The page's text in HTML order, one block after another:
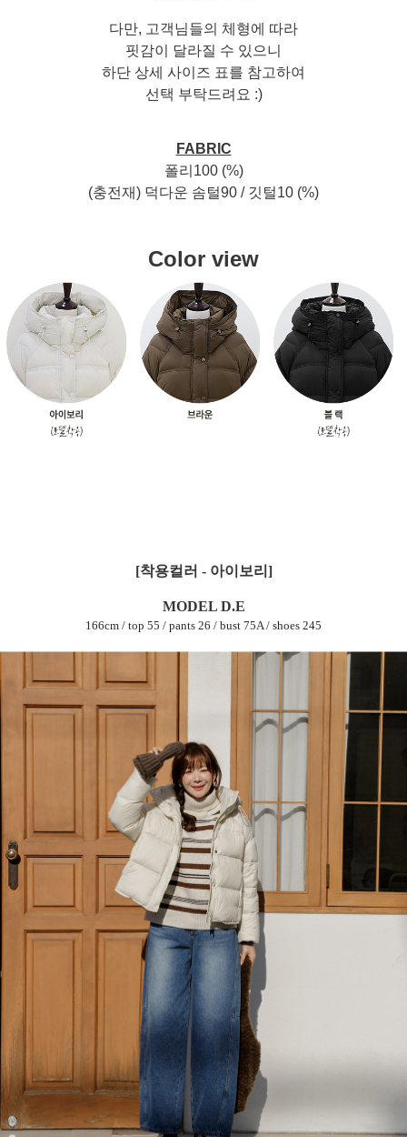
다만, 고객님들의 체형에 따라
핏감이 달라질 수 있으니
하단 상세 사이즈 표를 참고하여
선택 부탁드려요 :)
FABRIC
폴리100 (%)
(충전재) 덕다운 솜털90 / 깃털10 (%)
Color view
[착용컬러 - 아이보리]
MODEL D.E
166cm / top 55 / pants 26 / bust 75A / shoes 245